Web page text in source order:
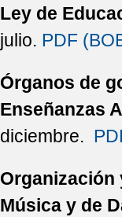
Ley de
julio. PDF
Órganos de
Enseñanzas
diciembre.
Música y de